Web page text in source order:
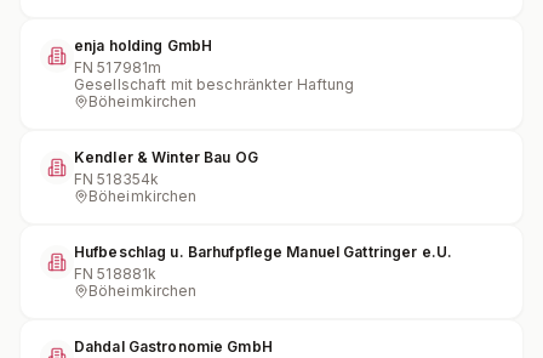
enja holding GmbH
FN517981m
Gesellschaft mit beschränkter Haftung
Böheimkirchen
Kendler & Winter Bau OG
FN518354k
Böheimkirchen
Hufbeschlag u. Barhufpflege Manuel Gattringer e.U.
FN518881k
Böheimkirchen
Dahdal Gastronomie GmbH